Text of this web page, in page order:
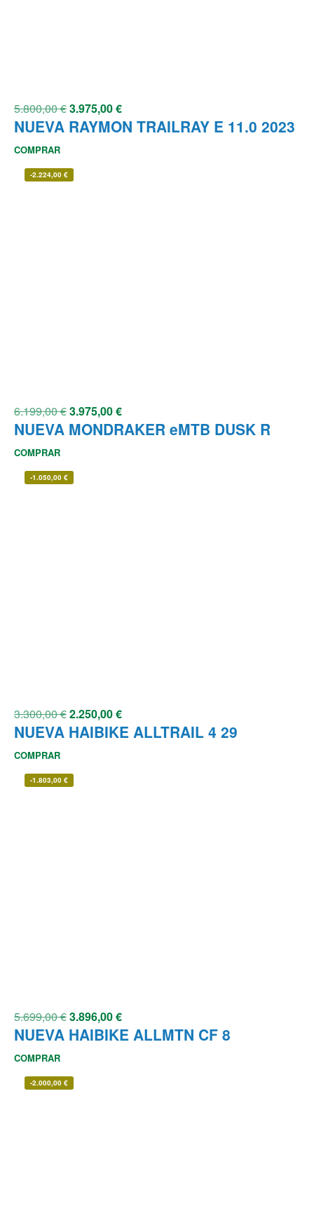
5.800,00€3.975,00€
NUEVA RAYMON TRAILRAY E 11.0 2023
COMPRAR
-2.224,00 €
6.199,00€3.975,00€
NUEVA MONDRAKER eMTB DUSK R
COMPRAR
-1.050,00 €
3.300,00€2.250,00€
NUEVA HAIBIKE ALLTRAIL 4 29
COMPRAR
-1.803,00 €
5.699,00€3.896,00€
NUEVA HAIBIKE ALLMTN CF 8
COMPRAR
-2.000,00 €